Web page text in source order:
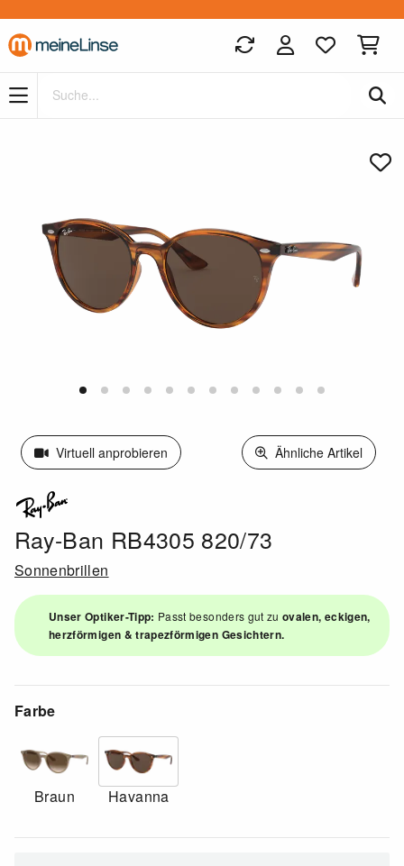
Zum Hauptinhalt springen
Virtuell anprobieren Ähnliche Artikel
Ray-Ban RB4305 820/73
Sonnenbrillen
Unser Optiker-Tipp: Passt besonders gut zuovalen, eckigen,
herzförmigen & trapezförmigen Gesichtern.
Farbe
Braun Havanna